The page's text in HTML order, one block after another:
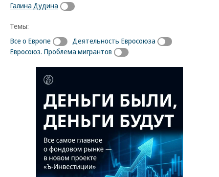
Галина Дудина
Темы:
Все о Европе
Деятельность Евросоюза
Евросоюз. Проблема мигрантов